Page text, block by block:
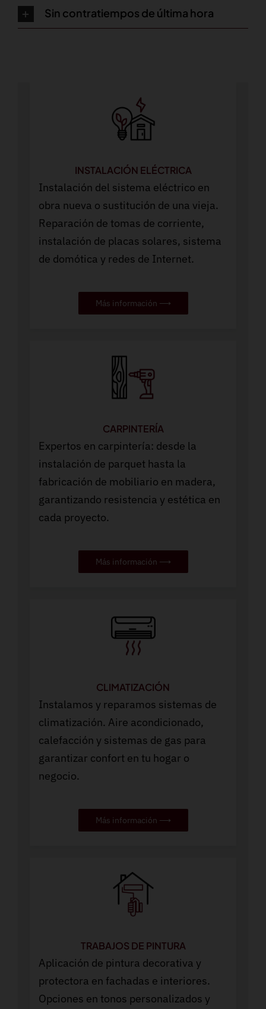
Sin contratiempos de última hora
INSTALACIÓN ELÉCTRICA
Instalación del sistema eléctrico en
obra nueva o sustitución de una vieja.
Reparación de tomas de corriente,
instalación de placas solares, sistema
de domótica y redes de Internet.
Más información ⟶
CARPINTERÍA
Expertos en carpintería: desde la
instalación de parquet hasta la
fabricación de mobiliario en madera,
garantizando resistencia y estética en
cada proyecto.
Más información ⟶
CLIMATIZACIÓN
Instalamos y reparamos sistemas de
climatización. Aire acondicionado,
calefacción y sistemas de gas para
garantizar confort en tu hogar o
negocio.
Más información ⟶
TRABAJOS DE PINTURA
Aplicación de pintura decorativa y
protectora en fachadas e interiores.
Opciones en tonos personalizados y